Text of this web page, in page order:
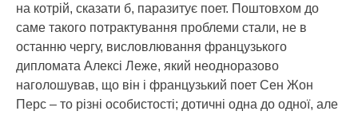
на котрій, сказати б, паразитує поет. Поштовхом до
саме такого потрактування проблеми стали, не в
останню чергу, висловлювання французького
дипломата Алексі Леже, який неодноразово
наголошував, що він і французький поет Сен Жон
Перс – то різні особистості; дотичні одна до одної, але